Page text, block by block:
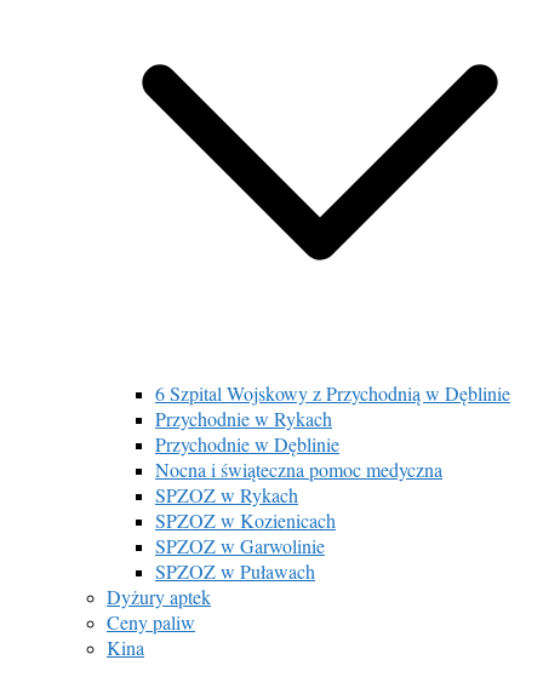
6 Szpital Wojskowy z Przychodnią w Dęblinie
Przychodnie w Rykach
Przychodnie w Dęblinie
Nocna i świąteczna pomoc medyczna
SPZOZ w Rykach
SPZOZ w Kozienicach
SPZOZ w Garwolinie
SPZOZ w Puławach
Dyżury aptek
Ceny paliw
Kina